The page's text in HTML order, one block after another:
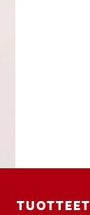
TUOTTEET